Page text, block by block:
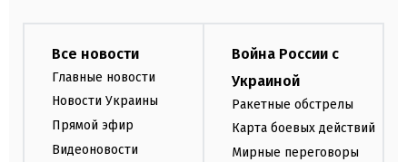
Все новости
Главные новости
Новости Украины
Прямой эфир
Видеоновости
Война России с
Украиной
Ракетные обстрелы
Карта боевых действий
Мирные переговоры